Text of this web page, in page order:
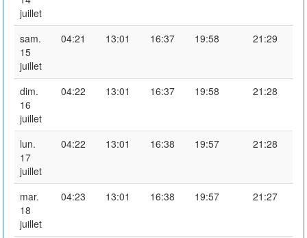
juillet
sam.
15
juillet
04:21 13:01 16:37 19:58 21:29
dim.
16
juillet
04:22 13:01 16:37 19:58 21:28
lun.
17
juillet
04:22 13:01 16:38 19:57 21:28
mar.
18
juillet
04:23 13:01 16:38 19:57 21:27